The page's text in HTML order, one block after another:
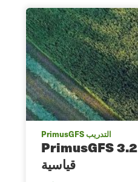
PrimusGFS التدريب
PrimusGFS 3.2 ورشة عمل
قياسية